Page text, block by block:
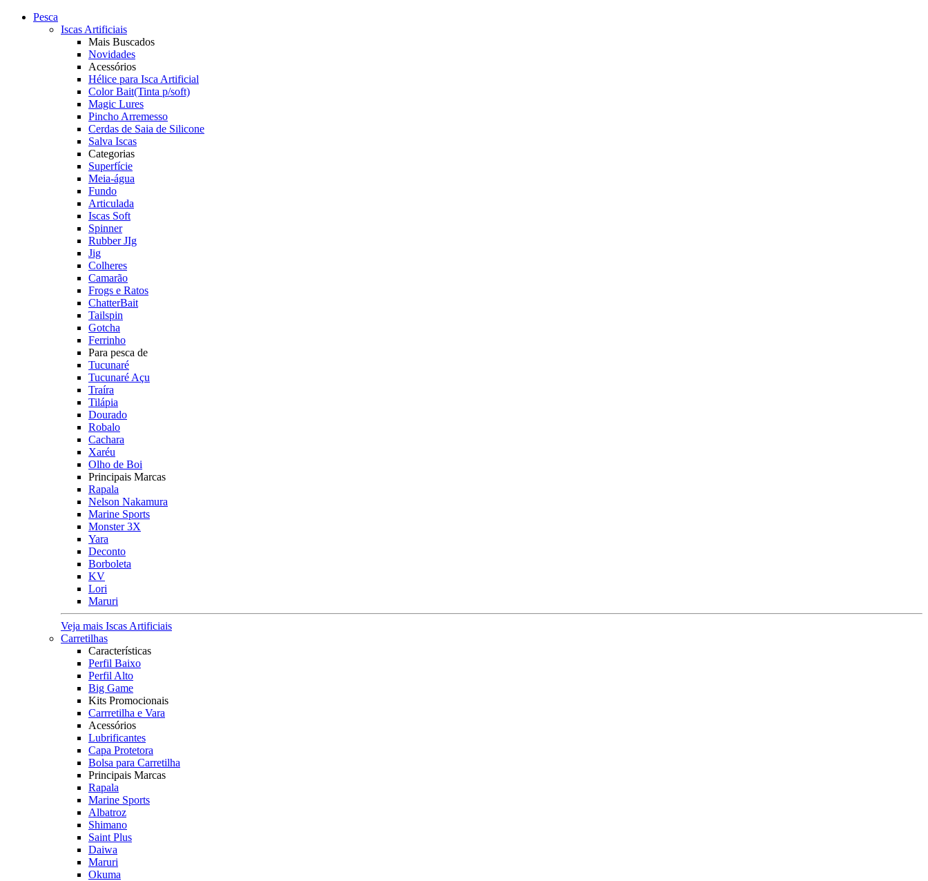
Pesca
Iscas Artificiais
Mais Buscados
Novidades
Acessórios
Hélice para Isca Artificial
Color Bait(Tinta p/soft)
Magic Lures
Pincho Arremesso
Cerdas de Saia de Silicone
Salva Iscas
Categorias
Superfície
Meia-água
Fundo
Articulada
Iscas Soft
Spinner
Rubber JIg
Jig
Colheres
Camarão
Frogs e Ratos
ChatterBait
Tailspin
Gotcha
Ferrinho
Para pesca de
Tucunaré
Tucunaré Açu
Traíra
Tilápia
Dourado
Robalo
Cachara
Xaréu
Olho de Boi
Principais Marcas
Rapala
Nelson Nakamura
Marine Sports
Monster 3X
Yara
Deconto
Borboleta
KV
Lori
Maruri
Veja mais Iscas Artificiais
Carretilhas
Características
Perfil Baixo
Perfil Alto
Big Game
Kits Promocionais
Carrretilha e Vara
Acessórios
Lubrificantes
Capa Protetora
Bolsa para Carretilha
Principais Marcas
Rapala
Marine Sports
Albatroz
Shimano
Saint Plus
Daiwa
Maruri
Okuma